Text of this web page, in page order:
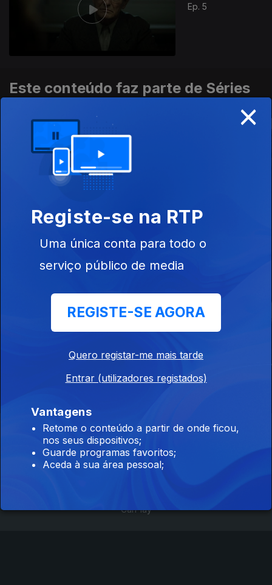
Ep. 5
Este conteúdo faz parte de Séries
O Santo
Este conteúdo faz parte de Grandes
Dezoito
Instale a aplicação RTP Play
CarPlay
×
Registe-se na RTP
Uma única conta para todo o
serviço público de media
REGISTE-SE AGORA
Quero registar-me mais tarde
Entrar (utilizadores registados)
Vantagens
Retome o conteúdo a partir de onde ficou,
nos seus dispositivos;
Guarde programas favoritos;
Aceda à sua área pessoal;